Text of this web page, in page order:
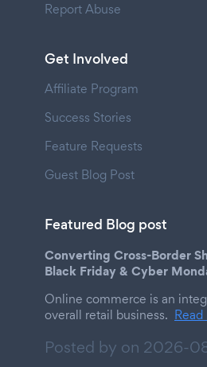
Report Abuse
Get Involved
Affiliate Program
Success Stories
Feature Requests
Guest Blog Post
Featured Blog post
Converting Cross-Border
Black Friday & Cyber
Online commerce is an
overall retail business.
Posted by on 2026-